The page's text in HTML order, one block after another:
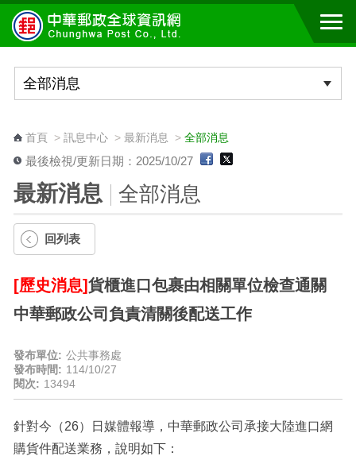
跳到主要內容區塊
首頁> 訊息中心> 最新消息 > 全部消息
最後檢視/更新日期：2025/10/27
最新消息 全部消息
回列表
[歷史消息]貨櫃進口包裹由相關單位檢查通關
中華郵政公司負責清關後配送工作
發布單位: 公共事務處
發布時間: 114/10/27
閱次: 13494
針對今（26）日媒體報導，中華郵政公司承接大陸進口網
購貨件配送業務，說明如下：